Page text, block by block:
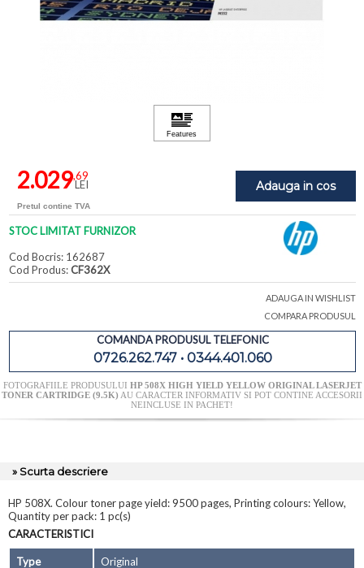
Adauga in cos
2.029,69
LEI
Pretul contine TVA
STOC LIMITAT FURNIZOR
Cod Bocris: 162687
Cod Produs:CF362X
ADAUGA IN WISHLIST
COMPARA PRODUSUL
COMANDA PRODUSUL TELEFONIC
0726.262.747 • 0344.401.060
FOTOGRAFIILE PRODUSULUI HP 508X HIGH YIELD YELLOW ORIGINAL LASERJET
TONER CARTRIDGE (9.5K) AU CARACTER INFORMATIV SI POT CONTINE ACCESORII
NEINCLUSE IN PACHET!
» Scurta descriere
HP 508X. Colour toner page yield: 9500 pages, Printing colours: Yellow,
Quantity per pack: 1 pc(s)
CARACTERISTICI
Type Original